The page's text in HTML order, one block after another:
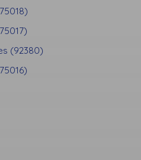
(92380)